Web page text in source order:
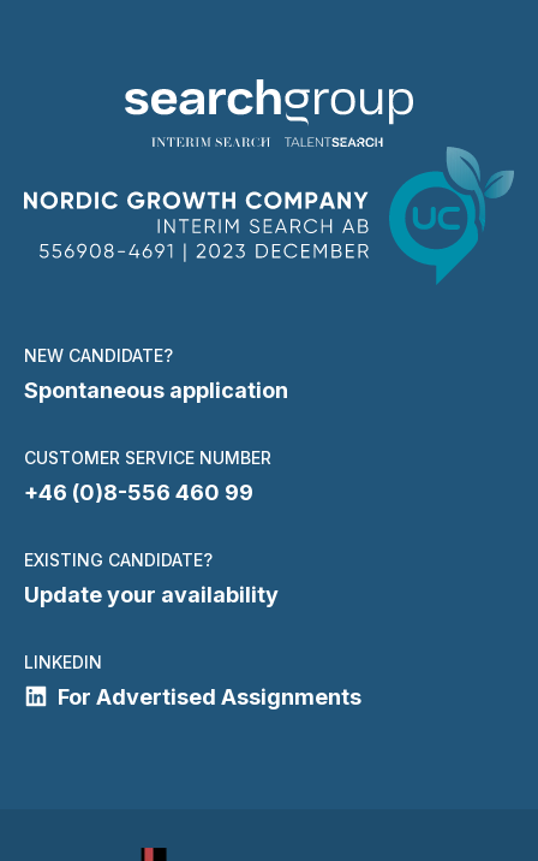
NEW CANDIDATE?
Spontaneous application
CUSTOMER SERVICE NUMBER
+46 (0)8-556 460 99
EXISTING CANDIDATE?
Update your availability
LINKEDIN
For Advertised Assignments